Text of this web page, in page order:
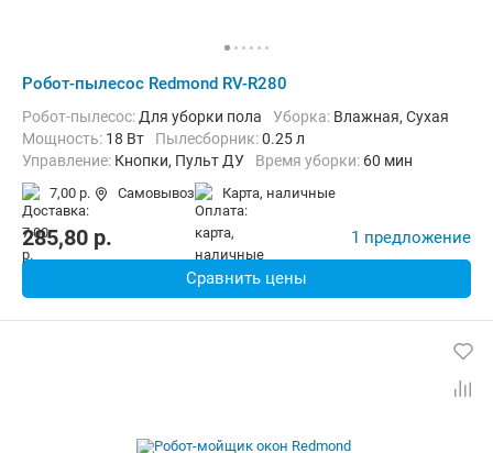
Робот-пылесос Redmond RV-R280
Робот-пылесос: Для уборки пола Уборка: Влажная, Сухая
мощность: 18 Вт пылесборник:0.25 л
Управление: Кнопки, Пульт ДУ Время уборки: 60 мин
7,00 р. Самовывоз карта, наличные
285,80 p. 1 предложение
Сравнить цены